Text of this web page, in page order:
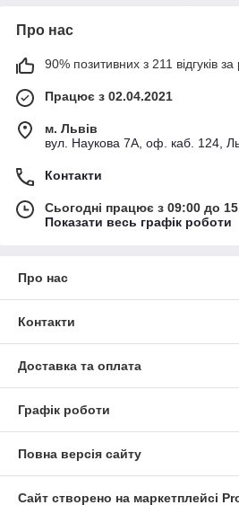
Про нас
90% позитивних з 211 відгуків за
Працює з 02.04.2021
м. Львів
вул. Наукова 7А, оф. каб. 124,
Контакти
Сьогодні працює з 09:00 до
Показати весь графік роботи
Про нас
Контакти
Доставка та оплата
Графік роботи
Повна версія сайту
Сайт створено на маркетплейсі